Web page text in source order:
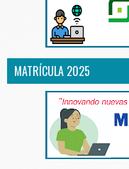
MATRÍCULA 2025